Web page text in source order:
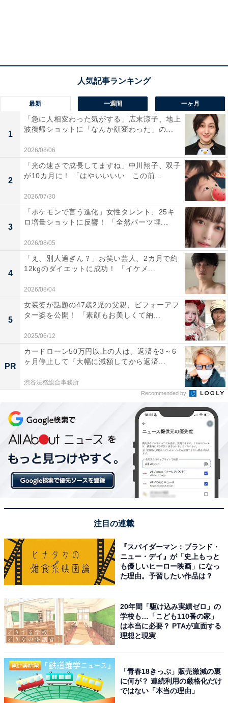
最新 一週間 一ヶ月
1
「急に人相変わった気がする」広末涼子、地上
波復帰ショットに「なんか顔変わった」の...
2026/08/06
2
「光の速さで成長してますね」中川翔子、双子
が10カ月に！ 「はやいいいい この前...
2026/07/30
3
「ポケモンで言う進化」女性タレント、25キ
ロ増量ショットに反響！ 「全然パーツ埋...
2026/08/05
4
「え、別人過ぎん？」お笑い芸人、2カ月で約
12kgのダイエットに成功！ 「イケメ...
2026/08/04
5
女装姿が話題の47歳2児の父親、ビフォーアフ
ター姿を公開！ 「素顔もお美しくて納...
2025/06/12
PR
カードローン50万円以上の人は、返済を3～6
ヶ月停止して『大幅に減額してから返済...
渋谷法務総合事務所
Recommended by
注目の連載
『スパイダーマン：ブランド・
ニュー・デイ』が「史上もっと
も優しいヒーロー映画」になっ
た理由。予習したい作品は？
20年間「駆け込み実績ゼロ」の
学校も…「こども110番の家」
は本当に必要？ PTAが直面する
理想と現実
「青春18きっぷ」販売激減の裏
に何が？ 連続利用の厳格化だけ
ではない「本当の理由」